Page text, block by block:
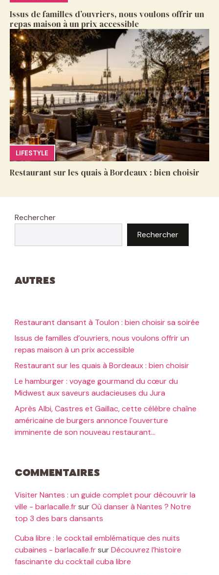
Issus de familles d’ouvriers, nous voulons offrir un
repas maison à un prix accessible
LIFESTYLE
Restaurant sur les quais à Bordeaux : bien choisir
Rechercher
Rechercher
Autres
Restaurant dansant à Toulon : bien choisir sa soirée
Issus de familles d’ouvriers, nous voulons offrir un
repas maison à un prix accessible
Restaurant sur les quais à Bordeaux : bien choisir
Le hamburger : voyage gourmand du cœur du
Midwest aux saveurs audacieuses du Jura
Après Albi, Castres et Gaillac, cette célèbre chaîne
américaine de burgers annonce l’ouverture
imminente de son nouveau restaurant…
Commentaires
Visiter Nantes : un guide complet pour découvrir la
ville - barlacalle.frsurOù danser à Nantes ? Notre
top 3 des bars dansants
Cuba libre : le cocktail emblématique des nuits
cubaines - barlacalle.frsurDécouvrez l’histoire
fascinante du cocktail cuba libre